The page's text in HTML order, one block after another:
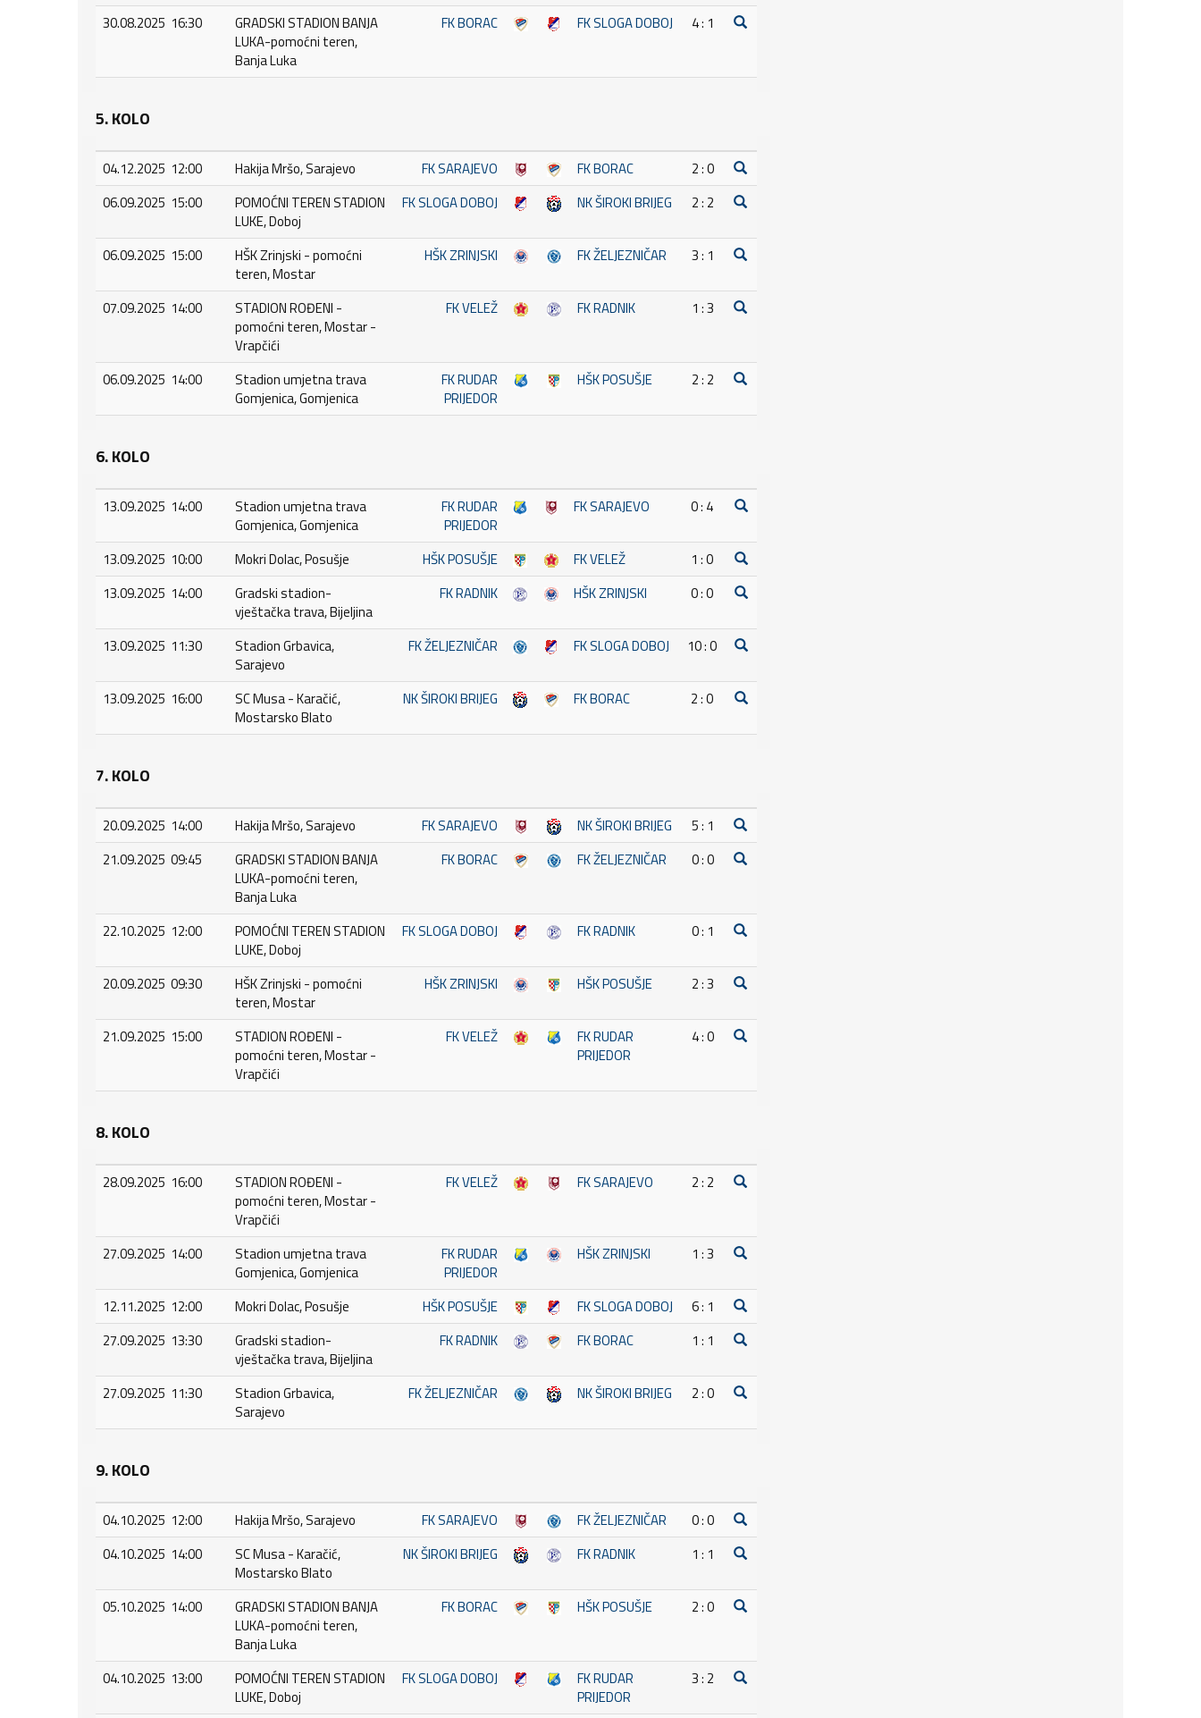
30.08.2025 16:30
GRADSKI STADION BANJA
LUKA-pomoćni teren,
Banja Luka
FK BORAC FK SLOGA DOBOJ 4 : 1
5. KOLO
04.12.2025 12:00 Hakija Mršo, Sarajevo FK SARAJEVO FK BORAC
2 : 0
06.09.2025 15:00
POMOĆNI TEREN STADION
LUKE, Doboj
FK SLOGA DOBOJ NK ŠIROKI BRIJEG 2 : 2
06.09.2025 15:00
HŠK Zrinjski - pomoćni
teren, Mostar
HŠK ZRINJSKI FK ŽELJEZNIČAR 3 : 1
07.09.2025 14:00
STADION ROĐENI -
pomoćni teren, Mostar -
Vrapčići
FK VELEŽ FK RADNIK 1 : 3
06.09.2025 14:00
Stadion umjetna trava
Gomjenica, Gomjenica
FK RUDAR
PRIJEDOR
HŠK POSUŠJE 2 : 2
6. KOLO
13.09.2025 14:00
Stadion umjetna trava
Gomjenica, Gomjenica
FK RUDAR
PRIJEDOR
FK SARAJEVO 0 : 4
13.09.2025 10:00 Mokri Dolac, Posušje HŠK POSUŠJE FK VELEŽ
1 : 0
13.09.2025 14:00
Gradski stadion-
vještačka trava, Bijeljina
FK RADNIK HŠK ZRINJSKI 0 : 0
13.09.2025 11:30
Stadion Grbavica,
Sarajevo
FK ŽELJEZNIČAR FK SLOGA DOBOJ 10 : 0
13.09.2025 16:00
SC Musa - Karačić,
Mostarsko Blato
NK ŠIROKI BRIJEG FK BORAC 2 : 0
7. KOLO
20.09.2025 14:00 Hakija Mršo, Sarajevo FK SARAJEVO NK ŠIROKI BRIJEG
5 : 1
21.09.2025 09:45
GRADSKI STADION BANJA
LUKA-pomoćni teren,
Banja Luka
FK BORAC FK ŽELJEZNIČAR 0 : 0
22.10.2025 12:00
POMOĆNI TEREN STADION
LUKE, Doboj
FK SLOGA DOBOJ FK RADNIK 0 : 1
20.09.2025 09:30
HŠK Zrinjski - pomoćni
teren, Mostar
HŠK ZRINJSKI HŠK POSUŠJE 2 : 3
21.09.2025 15:00
STADION ROĐENI -
pomoćni teren, Mostar -
Vrapčići
FK VELEŽ
FK RUDAR
PRIJEDOR
4 : 0
8. KOLO
28.09.2025 16:00
STADION ROĐENI -
pomoćni teren, Mostar -
Vrapčići
FK VELEŽ FK SARAJEVO 2 : 2
27.09.2025 14:00
Stadion umjetna trava
Gomjenica, Gomjenica
FK RUDAR
PRIJEDOR
HŠK ZRINJSKI 1 : 3
12.11.2025 12:00 Mokri Dolac, Posušje HŠK POSUŠJE FK SLOGA DOBOJ
6 : 1
27.09.2025 13:30
Gradski stadion-
vještačka trava, Bijeljina
FK RADNIK FK BORAC 1 : 1
27.09.2025 11:30
Stadion Grbavica,
Sarajevo
FK ŽELJEZNIČAR NK ŠIROKI BRIJEG 2 : 0
9. KOLO
04.10.2025 12:00 Hakija Mršo, Sarajevo FK SARAJEVO FK ŽELJEZNIČAR
0 : 0
04.10.2025 14:00
SC Musa - Karačić,
Mostarsko Blato
NK ŠIROKI BRIJEG FK RADNIK 1 : 1
05.10.2025 14:00
GRADSKI STADION BANJA
LUKA-pomoćni teren,
Banja Luka
FK BORAC HŠK POSUŠJE 2 : 0
04.10.2025 13:00
POMOĆNI TEREN STADION
LUKE, Doboj
FK SLOGA DOBOJ
FK RUDAR
PRIJEDOR
3 : 2